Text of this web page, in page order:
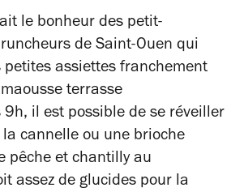
4
étoiles
le bonheur des petit-
de Saint-Ouen qui
assiettes franchement
terrasse
9h, il est possible de se réveiller
cannelle ou une brioche
pêche et chantilly au
assez de glucides pour la